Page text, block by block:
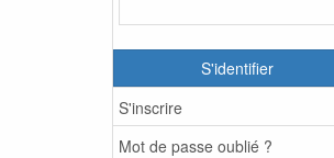
S'identifier
S'inscrire
Mot de passe oublié ?